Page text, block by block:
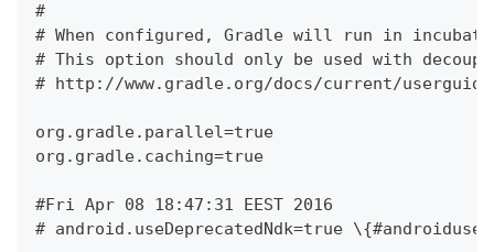
#
# When configured, Gradle will run in
# This option should only be used with
# http://www.gradle.org/docs/current/
org.gradle.parallel=true
org.gradle.caching=true
#Fri Apr 08 18:47:31 EEST 2016
# android.useDeprecatedNdk=true